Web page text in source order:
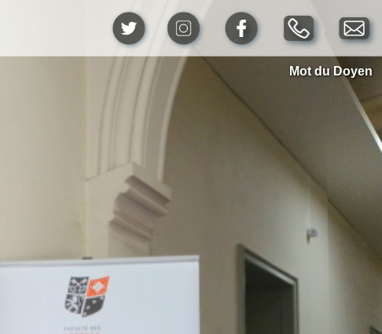
Mot du Doyen